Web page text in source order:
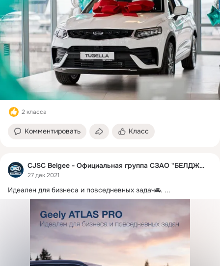
2 класса
Комментировать Класс
CJSC Belgee - Официальная группа СЗАО "БЕЛДЖИ"
27 дек 2021
Идеален для бизнеса и повседневных задач🚘. ...